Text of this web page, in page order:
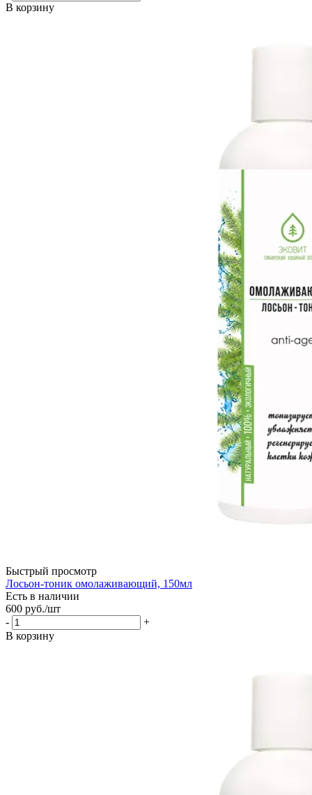
В корзину
Быстрый просмотр
Лосьон-тоник омолаживающий, 150мл
Есть в наличии
600 руб./шт
-
+
В корзину